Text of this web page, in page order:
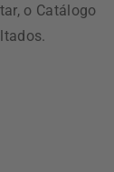
o Catálogo